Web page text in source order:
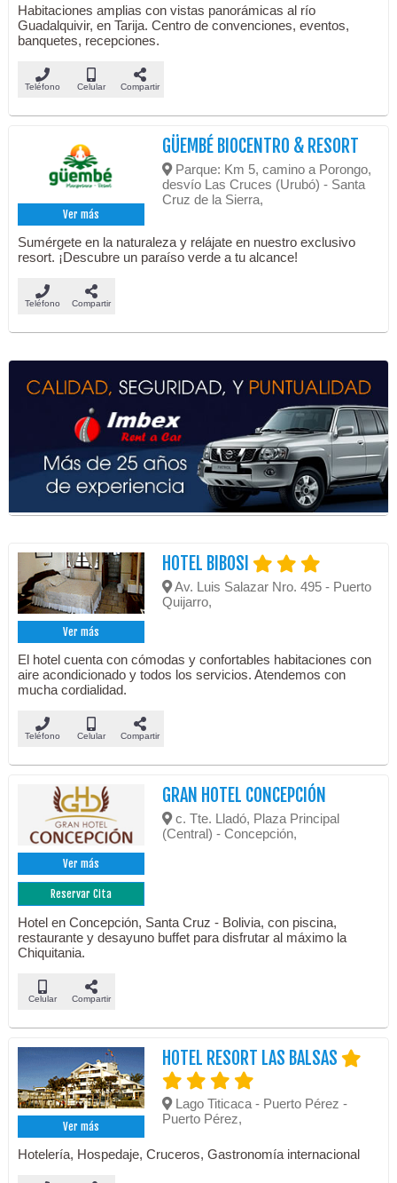
Habitaciones amplias con vistas panorámicas al río
Guadalquivir, en Tarija. Centro de convenciones, eventos,
banquetes, recepciones.
Teléfono Celular Compartir
Ver más
GÜEMBÉ BIOCENTRO & RESORT
Parque: Km 5, camino a Porongo,
desvío Las Cruces (Urubó) - Santa
Cruz de la Sierra,
Sumérgete en la naturaleza y relájate en nuestro exclusivo
resort. ¡Descubre un paraíso verde a tu alcance!
Teléfono Compartir
Ver más
HOTEL BIBOSI
Av. Luis Salazar Nro. 495 - Puerto
Quijarro,
El hotel cuenta con cómodas y confortables habitaciones con
aire acondicionado y todos los servicios. Atendemos con
mucha cordialidad.
Teléfono Celular Compartir
Ver más
Reservar Cita
GRAN HOTEL CONCEPCIÓN
c. Tte. Lladó, Plaza Principal
(Central) - Concepción,
Hotel en Concepción, Santa Cruz - Bolivia, con piscina,
restaurante y desayuno buffet para disfrutar al máximo la
Chiquitania.
Celular Compartir
Ver más
HOTEL RESORT LAS BALSAS
Lago Titicaca - Puerto Pérez -
Puerto Pérez,
Hotelería, Hospedaje, Cruceros, Gastronomía internacional